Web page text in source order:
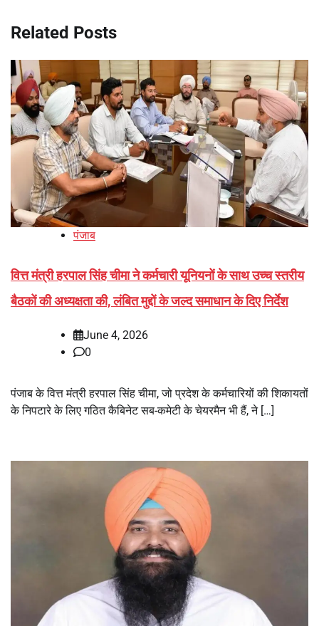
Related Posts
पंजाब
वित्त मंत्री हरपाल सिंह चीमा ने कर्मचारी यूनियनों के साथ उच्च स्तरीय
बैठकों की अध्यक्षता की, लंबित मुद्दों के जल्द समाधान के दिए निर्देश
June 4, 2026
0
पंजाब के वित्त मंत्री हरपाल सिंह चीमा, जो प्रदेश के कर्मचारियों की शिकायतों
के निपटारे के लिए गठित कैबिनेट सब-कमेटी के चेयरमैन भी हैं, ने […]